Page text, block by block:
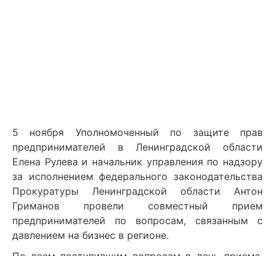
5 ноября Уполномоченный по защите прав
предпринимателей в Ленинградской области
Елена Рулева и начальник управления по надзору
за исполнением федерального законодательства
Прокуратуры Ленинградской области Антон
Гриманов провели совместный прием
предпринимателей по вопросам, связанным с
давлением на бизнес в регионе.